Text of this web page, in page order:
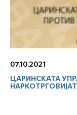
07.10.2021
ЦАРИНСКАТА